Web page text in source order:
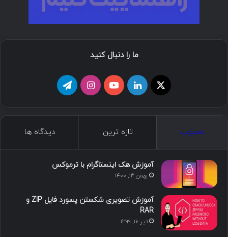
ما را دنبال کنید
د
ی
ن
و
ت
گ
ا
محبوب تازه ترین دیدگاه ها
آموزش هک اینستاگرام با ترموکس
بهمن ۱۳, ۱۴۰۰
آموزش تصویری شکستن پسورد فایل ZIP و
RAR
تیر ۱۶, ۱۳۹۹